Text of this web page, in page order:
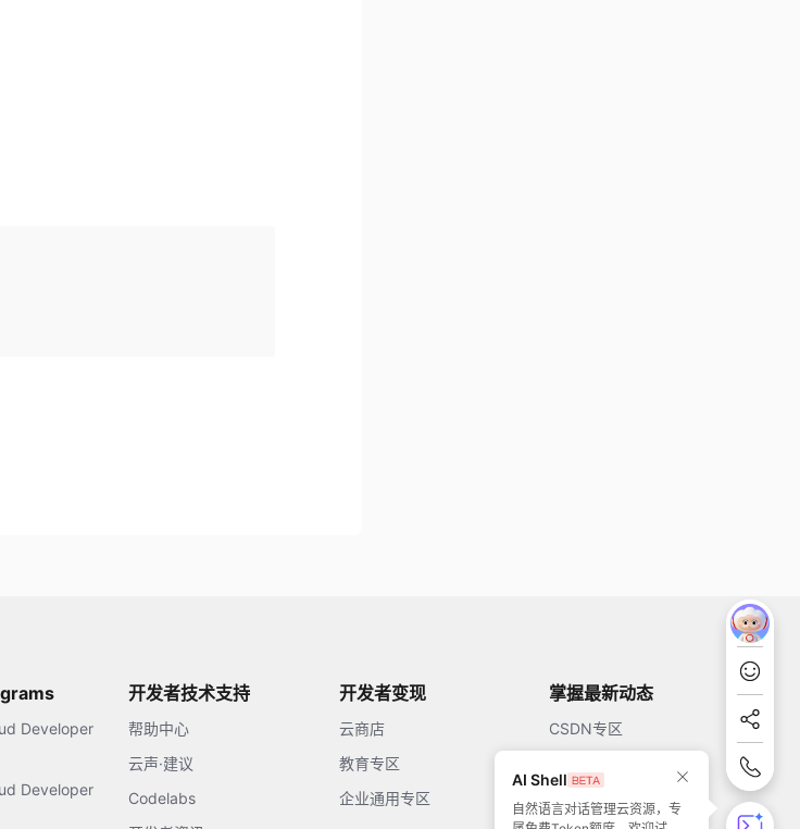
AI Shell
自然语言对话管理云资源，专
Developer
Developer
开发者技术支持
帮助中心
云声·建议
Codelabs
开发者变现
云商店
教育专区
企业通用专区
掌握最新动态
CSDN专区
开源中国